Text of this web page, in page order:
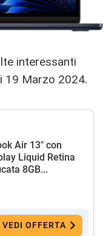
interessanti
19 Marzo 2024.
Air 13" con
Liquid Retina
8GB...
VEDI OFFERTA